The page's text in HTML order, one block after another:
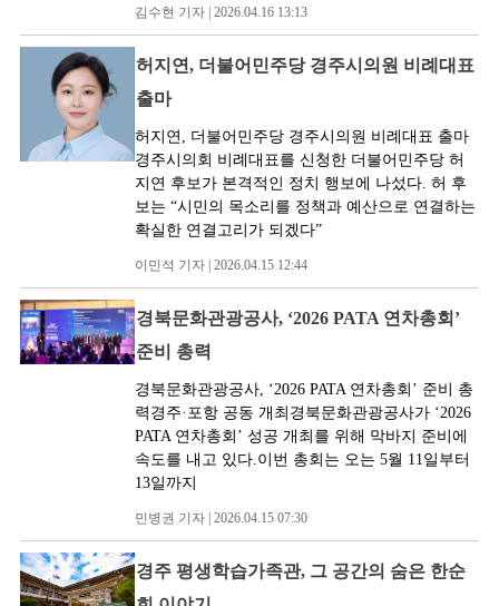
김수현 기자 | 2026.04.16 13:13
허지연, 더불어민주당 경주시의원 비례대표
출마
허지연, 더불어민주당 경주시의원 비례대표 출마
경주시의회 비례대표를 신청한 더불어민주당 허
지연 후보가 본격적인 정치 행보에 나섰다. 허 후
보는 “시민의 목소리를 정책과 예산으로 연결하는
확실한 연결고리가 되겠다”
이민석 기자 | 2026.04.15 12:44
경북문화관광공사, ‘2026 PATA 연차총회’
준비 총력
경북문화관광공사, ‘2026 PATA 연차총회’ 준비 총
력경주·포항 공동 개최경북문화관광공사가 ‘2026
PATA 연차총회’ 성공 개최를 위해 막바지 준비에
속도를 내고 있다.이번 총회는 오는 5월 11일부터
13일까지
민병권 기자 | 2026.04.15 07:30
경주 평생학습가족관, 그 공간의 숨은 한순